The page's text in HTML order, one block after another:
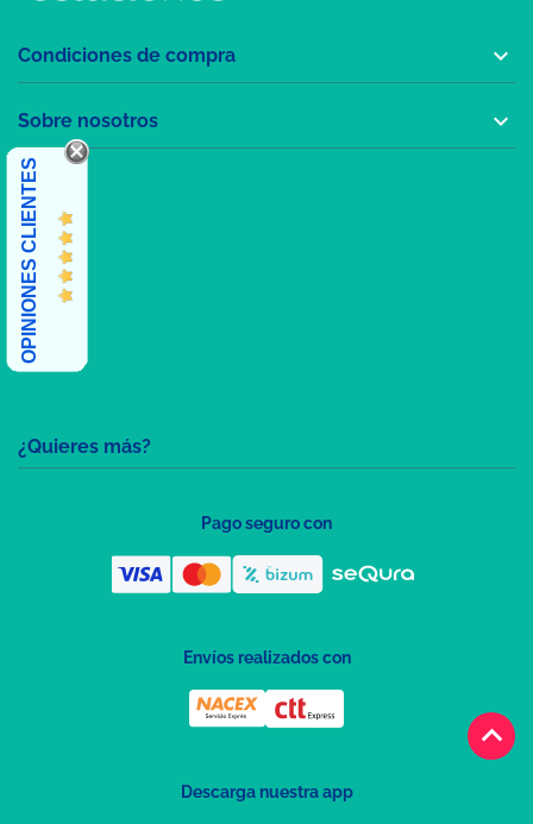
keyboard_arrow_up
¿Quieres más?
Condiciones de compra 
Sobre nosotros 
OPINIONES CLIENTES
Pago seguro con
Envíos realizados con
Descarga nuestra app